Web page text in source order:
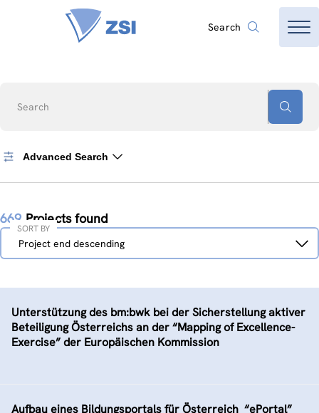
Search
Search
Advanced Search
669 Projects found
Sort
Project end descending
SORT BY
Unterstützung des bm:bwk bei der Sicherstellung aktiver
Beteiligung Österreichs an der “Mapping of Excellence-
Exercise” der Europäischen Kommission
Aufbau eines Bildungsportals für Österreich  “ePortal”